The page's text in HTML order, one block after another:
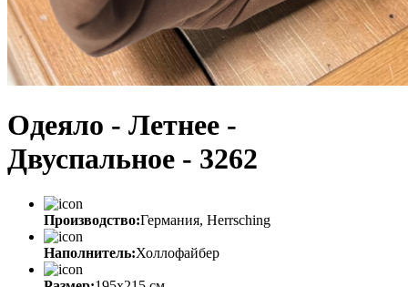
Одеяло - Летнее -
Двуспальное - 3262
Производство:Германия, Herrsching
Наполнитель:Холлофайбер